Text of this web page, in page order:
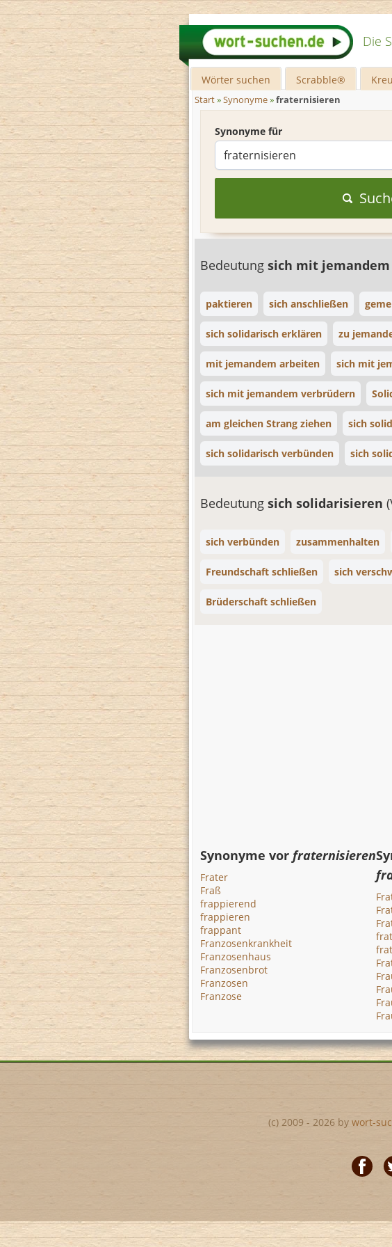
Die
Wörter suchen Scrabble®
Start»Synonyme»fraternisieren
Synonyme für
Bedeutung sich mit
paktieren sich anschließen
sich solidarisch erklären zu
mit jemandem arbeiten sich mit
sich mit jemandem verbrüdern
am gleichen Strang ziehen sich
sich solidarisch verbünden sich
Bedeutung sich solidarisieren
sich verbünden zusammenhalten
Freundschaft schließen sich
Brüderschaft schließen
Synonyme vor fraternisieren
Frater
Fraß
frappierend
frappieren
frappant
Franzosenkrankheit
Franzosenhaus
Franzosenbrot
Franzosen
Franzose
(c) 2009 - 2026 by wort-